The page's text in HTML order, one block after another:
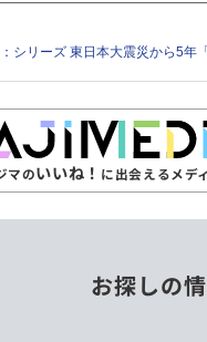
シリーズ 東日本大震災から5
マのいいね！ に出会えるメデ
お探しの